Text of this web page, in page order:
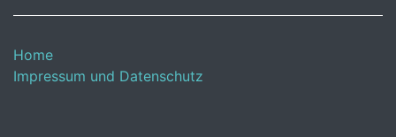
Home
Impressum und Datenschutz